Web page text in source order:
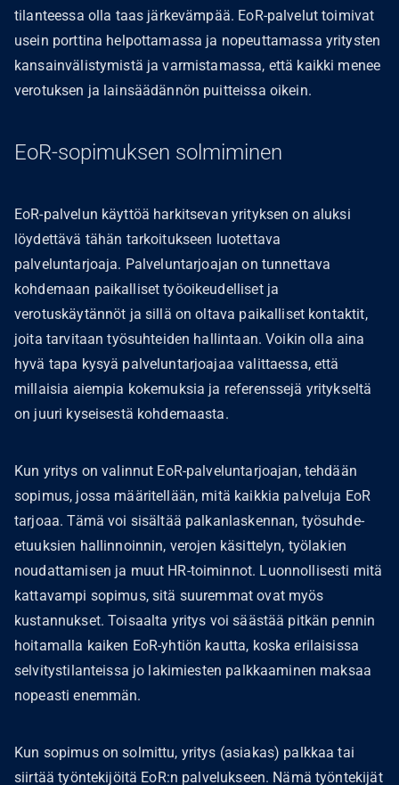
tilanteessa olla taas järkevämpää. EoR-palvelut toimivat
usein porttina helpottamassa ja nopeuttamassa yritysten
kansainvälistymistä ja varmistamassa, että kaikki menee
verotuksen ja lainsäädännön puitteissa oikein.
EoR-sopimuksen solmiminen
EoR-palvelun käyttöä harkitsevan yrityksen on aluksi
löydettävä tähän tarkoitukseen luotettava
palveluntarjoaja. Palveluntarjoajan on tunnettava
kohdemaan paikalliset työoikeudelliset ja
verotuskäytännöt ja sillä on oltava paikalliset kontaktit,
joita tarvitaan työsuhteiden hallintaan. Voikin olla aina
hyvä tapa kysyä palveluntarjoajaa valittaessa, että
millaisia aiempia kokemuksia ja referenssejä yritykseltä
on juuri kyseisestä kohdemaasta.
Kun yritys on valinnut EoR-palveluntarjoajan, tehdään
sopimus, jossa määritellään, mitä kaikkia palveluja EoR
tarjoaa. Tämä voi sisältää palkanlaskennan, työsuhde-
etuuksien hallinnoinnin, verojen käsittelyn, työlakien
noudattamisen ja muut HR-toiminnot. Luonnollisesti mitä
kattavampi sopimus, sitä suuremmat ovat myös
kustannukset. Toisaalta yritys voi säästää pitkän pennin
hoitamalla kaiken EoR-yhtiön kautta, koska erilaisissa
selvitystilanteissa jo lakimiesten palkkaaminen maksaa
nopeasti enemmän.
Kun sopimus on solmittu, yritys (asiakas) palkkaa tai
siirtää työntekijöitä EoR:n palvelukseen. Nämä työntekijät